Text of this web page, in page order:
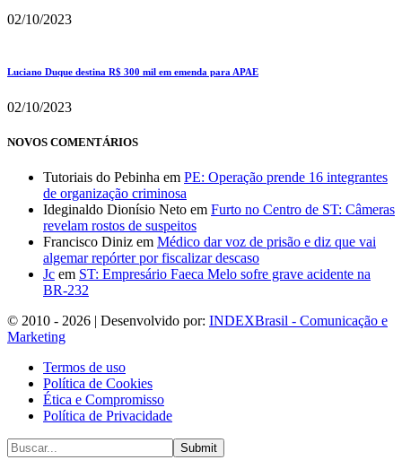
02/10/2023
Luciano Duque destina R$ 300 mil em emenda para APAE
02/10/2023
NOVOS COMENTÁRIOS
Tutoriais do Pebinha em PE: Operação prende 16 integrantes
de organização criminosa
Ideginaldo Dionísio Neto em Furto no Centro de ST: Câmeras
revelam rostos de suspeitos
Francisco Diniz em Médico dar voz de prisão e diz que vai
algemar repórter por fiscalizar descaso
Jc em ST: Empresário Faeca Melo sofre grave acidente na
BR-232
© 2010 - 2026 | Desenvolvido por: INDEXBrasil - Comunicação e
Marketing
Termos de uso
Política de Cookies
Ética e Compromisso
Política de Privacidade
Submit